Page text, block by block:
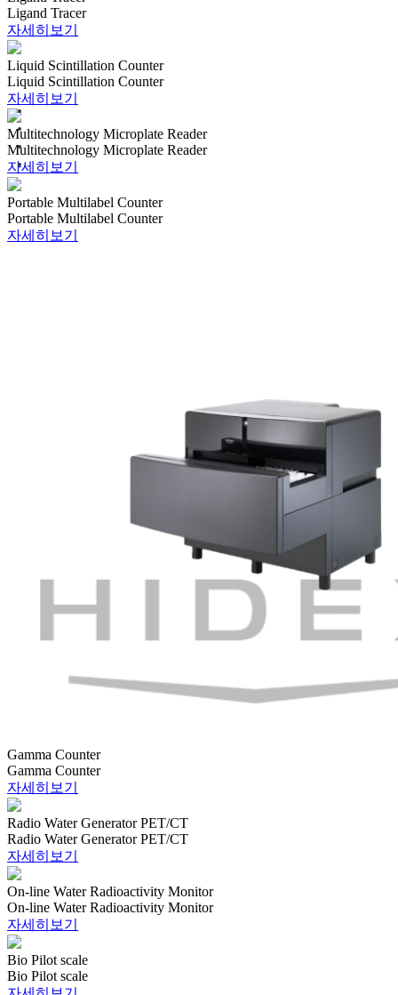
Ligand Tracer
자세히보기
Liquid Scintillation Counter
Liquid Scintillation Counter
자세히보기
Multitechnology Microplate Reader
Multitechnology Microplate Reader
자세히보기
Portable Multilabel Counter
Portable Multilabel Counter
자세히보기
Gamma Counter
Gamma Counter
자세히보기
Radio Water Generator PET/CT
Radio Water Generator PET/CT
자세히보기
On-line Water Radioactivity Monitor
On-line Water Radioactivity Monitor
자세히보기
Bio Pilot scale
Bio Pilot scale